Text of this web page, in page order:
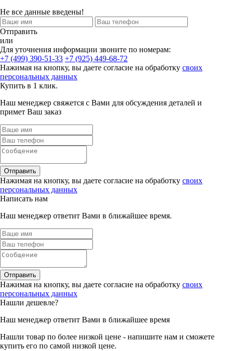
Не все данные введены!
Отправить
или
Для уточнения информации звоните по номерам:
+7 (499) 390-51-33 +7 (925) 449-68-72
Нажимая на кнопку, вы даете согласие на обработку своих
персональных данных
Купить в 1 клик.
Наш менеджер свяжется с Вами для обсуждения деталей и
примет Ваш заказ
Отправить
Нажимая на кнопку, вы даете согласие на обработку своих
персональных данных
Написать нам
Наш менеджер ответит Вами в ближайшее время.
Отправить
Нажимая на кнопку, вы даете согласие на обработку своих
персональных данных
Нашли дешевле?
Наш менеджер ответит Вами в ближайшее время
Нашли товар по более низкой цене - напишите нам и сможете
купить его по самой низкой цене.